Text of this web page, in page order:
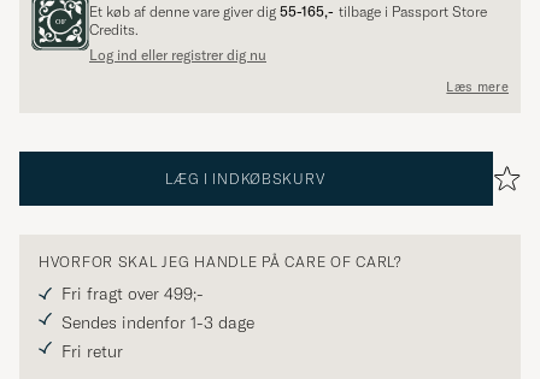
Et køb af denne vare giver dig 55-165,- tilbage i Passport Store
Credits.
Log ind eller registrer dig nu
Læs mere
LÆG I INDKØBSKURV
HVORFOR SKAL JEG HANDLE PÅ CARE OF CARL?
Fri fragt over 499;-
Sendes indenfor 1-3 dage
Fri retur